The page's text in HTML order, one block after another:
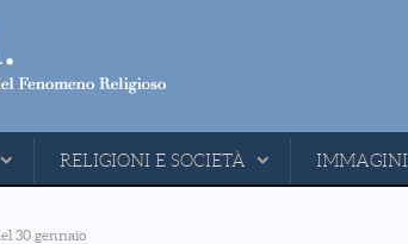
RELIGIONI E SOCIETÀ IMMAGINI
30 gennaio